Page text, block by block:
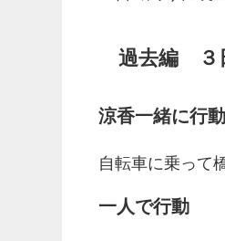
過去編 ３
涼香一緒に行動
自転車に乗って
一人で行動